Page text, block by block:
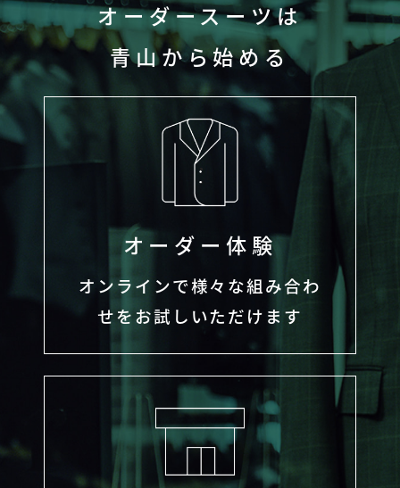
オーダースーツは
青山から始める
オーダー体験
オンラインで様々な組み合わ
せをお試しいただけます